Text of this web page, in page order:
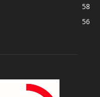
58
56